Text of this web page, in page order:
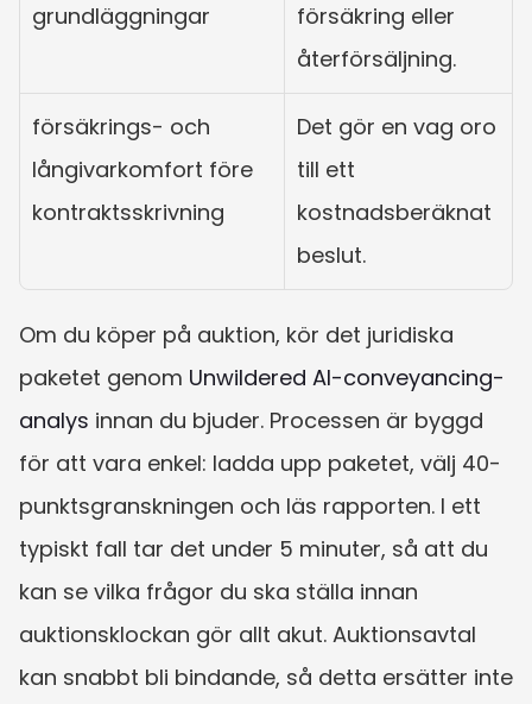
grundläggningar
försäkring eller
återförsäljning.
försäkrings- och
långivarkomfort före
kontraktsskrivning
Det gör en vag oro
till ett
kostnadsberäknat
beslut.
Om du köper på auktion, kör det juridiska
paketet genom Unwildered AI-conveyancing-
analys innan du bjuder. Processen är byggd
för att vara enkel: ladda upp paketet, välj 40-
punktsgranskningen och läs rapporten. I ett
typiskt fall tar det under 5 minuter, så att du
kan se vilka frågor du ska ställa innan
auktionsklockan gör allt akut. Auktionsavtal
kan snabbt bli bindande, så detta ersätter inte